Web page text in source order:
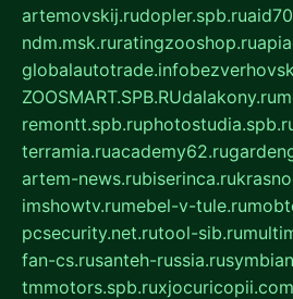
artemovskij.rudopler.spb.ru
ndm.msk.ruratingzooshop.ru
globalautotrade.info
ZOOSMART.SPB.RUdalakony.ru
remontt.spb.ru
terramia.ruacademy62.ru
artem-news.rubiserinca.ru
imshowtv.rumebel-v-tule.ru
pcsecurity.net.rutool-sib.ru
fan-cs.rusanteh-russia.ru
tmmotors.spb.ruxjocuricopii.com